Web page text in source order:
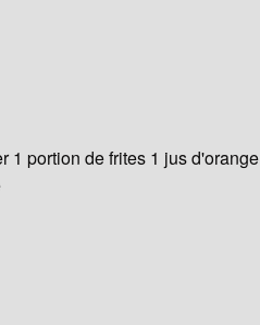
1 portion de frites 1 jus d'orange